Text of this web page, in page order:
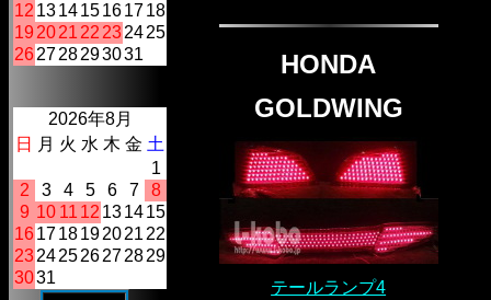
12 131415161718
19202122232425
262728293031
2026年8月
日 月 火 水 木 金 土
1
2
3 4 5 6 7
8
9 10 11 12 131415
16 171819202122
23242526272829
3031
HONDA
GOLDWING
テールランプ4